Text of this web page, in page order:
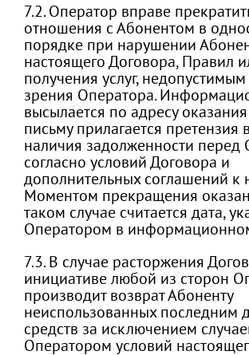
7.2. Оператор вправе
отношения с Абонентом в
порядке при нарушении
настоящего Договора, Правил
получения услуг, недопустимым
зрения Оператора.
высылается по адресу оказания
письму прилагается претензия
наличия задолженности перед
согласно условий Договора и
дополнительных соглашений к
Моментом прекращения
таком случае считается дата,
Оператором в
7.3. В случае расторжения
инициативе любой из сторон
производит возврат Абоненту
неиспользованных последним
средств за исключением
Оператором условий